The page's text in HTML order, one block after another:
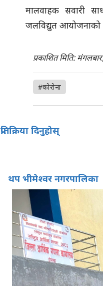
मालवाहक सवारी
जलविद्युत आयोजनाको
प्रकाशित मिति:
#कोरोना
प्रतिक्रिया दिनुहोस्
थप भीमेश्वर नगरपालिका